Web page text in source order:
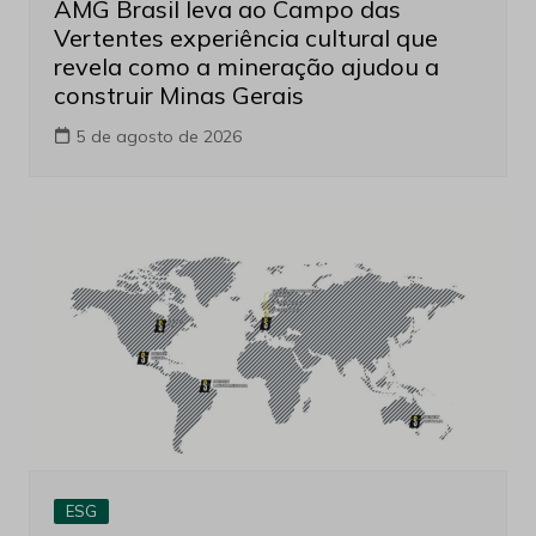
AMG Brasil leva ao Campo das
Vertentes experiência cultural que
revela como a mineração ajudou a
construir Minas Gerais
5 de agosto de 2026
ESG